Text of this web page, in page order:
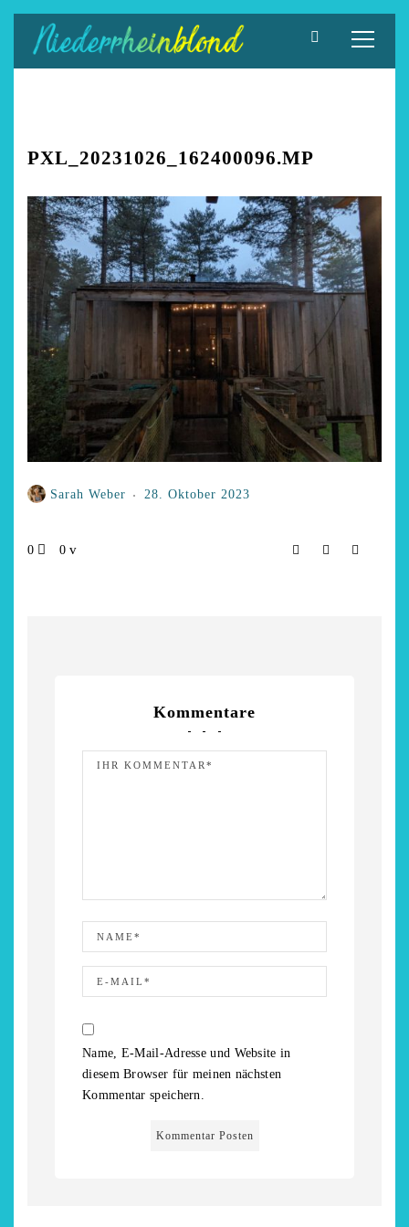
Inhalt
springen
PXL_20231026_162400096.MP
Sarah Weber 28. Oktober 2023
0 0
Kommentare
Name, E-Mail-Adresse und Website in
diesem Browser für meinen nächsten
Kommentar speichern.